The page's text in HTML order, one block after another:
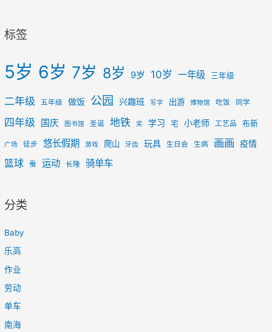
标签
5岁 6岁 7岁 8岁 9岁 10岁 一年级 三年级
二年级 五年级 做饭 公园 兴趣班 写字 出游 博物馆 吃饭 同学
四年级 国庆 图书馆 圣诞 地铁 奖 学习 宅 小老师 工艺品 布新
广场 徒步 悠长假期 游戏 爬山 牙齿 玩具 生日会 生病 画画 疫情
篮球 蚕 运动 长隆 骑单车
分类
Baby
乐高
作业
劳动
单车
南海